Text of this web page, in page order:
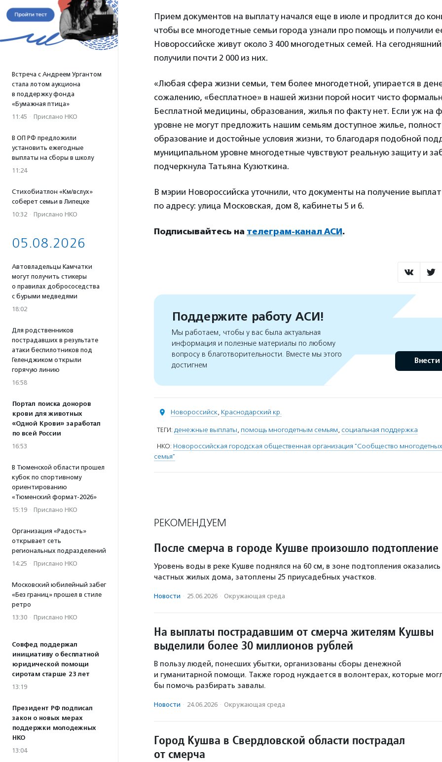
Встреча с Андреем Ургантом
стала лотом аукциона
в поддержку фонда
«Бумажная птица»
11:45 · Прислано НКО
В ОП РФ предложили
установить ежегодные
выплаты на сборы в школу
11:24
Стихобиатлон «Км/вслух»
соберет семьи в Липецке
10:32 · Прислано НКО
05.08.2026
Автовладельцы Камчатки
могут получить стикеры
о правилах добрососедства
с бурыми медведями
18:02
Для родственников
пострадавших в результате
атаки беспилотников под
Геленджиком открыли
горячую линию
16:58
Портал поиска доноров
крови для животных
«Одной Крови» заработал
по всей России
16:53
В Тюменской области прошел
кубок по спортивному
ориентированию
«Тюменский формат-2026»
15:19 · Прислано НКО
Организация «Радость»
открывает сеть
региональных подразделений
14:25 · Прислано НКО
Московский юбилейный забег
«Без границ» прошел в стиле
ретро
13:30 · Прислано НКО
Совфед поддержал
инициативу о бесплатной
юридической помощи
сиротам старше 23 лет
13:19
Президент РФ подписал
закон о новых мерах
поддержки молодежных
НКО
13:04
Прием документов на выплату начался еще в июле и продлится до
чтобы все многодетные семьи города узнали про помощь и получили
Новороссийске живут около 3 400 многодетных семей. На
получили почти 2 000 из них.
«Любая сфера жизни семьи, тем более многодетной, упирается в
сожалению, «бесплатное» в нашей жизни порой носит чисто
Бесплатной медицины, образования, жилья по факту нет. Если уж на
уровне не могут предложить нашим семьям доступное жилье,
образование и достойные условия жизни, то благодаря подобной
муниципальном уровне многодетные чувствуют реальную защиту и
подчеркнула Татьяна Кузюткина.
В мэрии Новороссийска уточнили, что документы на получение
по адресу: улица Московская, дом 8, кабинеты 5 и 6.
Подписывайтесь на телеграм-канал АСИ.
Поддержите работу АСИ!
Мы работаем, чтобы у вас была актуальная
информация и полезные материалы по любому
вопросу в благотворительности. Вместе мы этого
достигнем
Внести
Новороссийск, Краснодарский кр.
ТЕГИ: денежные выплаты, помощь многодетным семьям, социальная поддержка
НКО: Новороссийская городская общественная организация "Сообщество
семья"
РЕКОМЕНДУЕМ
После смерча в городе Кушве произошло подтопление
Уровень воды в реке Кушве поднялся на 60 см, в зоне подтопления оказались
частных жилых дома, затоплены 25 приусадебных участков.
Новости · 25.06.2026 · Окружающая среда
На выплаты пострадавшим от смерча жителям Кушвы
выделили более 30 миллионов рублей
В пользу людей, понесших убытки, организованы сборы денежной
и гуманитарной помощи. Также город нуждается в волонтерах, которые
бы помочь разбирать завалы.
Новости · 24.06.2026 · Окружающая среда
Город Кушва в Свердловской области пострадал
от смерча